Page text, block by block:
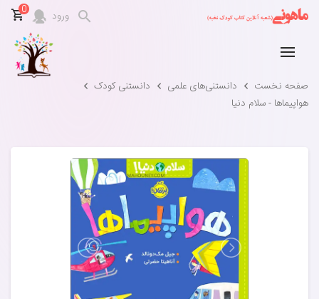
ورود 0
صفحه نخست دانستنی‌های علمی
دانستنی کودک
هواپیماها - سلام دنیا